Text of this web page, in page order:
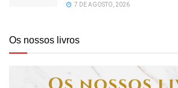
7 DE AGOSTO, 2026
Os nossos livros